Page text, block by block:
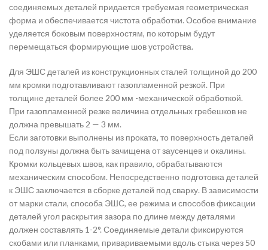
соединяемых деталей придается требуемая геометрическая
форма и обеспечивается чистота обработки. Особое внимание
уделяется боковым поверхностям, по которым будут
перемещаться формирующие шов устройства.
Для ЭШС деталей из конструкционных сталей толщиной до 200
мм кромки подготавливают газопламенной резкой. При
толщине деталей более 200 мм -механической обработкой.
При газопламенной резке величина отдельных гребешков не
должна превышать 2 — 3 мм.
Если заготовки выполнены из проката, то поверхность деталей
под ползуны должна быть зачищена от заусенцев и окалины.
Кромки кольцевых швов, как правило, обрабатываются
механическим способом. Непосредственно подготовка деталей
к ЭШС заключается в сборке деталей под сварку. В зависимости
от марки стали, способа ЭШС, ее режима и способов фиксации
деталей угол раскрытия зазора по длине между деталями
должен составлять 1-2°. Соединяемые детали фиксируются
скобами или планками, привариваемыми вдоль стыка через 50